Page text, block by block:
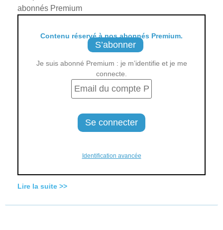
abonnés Premium
Contenu réservé à nos abonnés Premium.
S’abonner
Je suis abonné Premium : je m’identifie et je me
connecte.
Identification avancée
Lire la suite >>